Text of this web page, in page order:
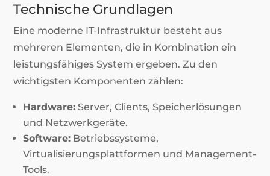
Technische Grundlagen
Eine moderne IT-Infrastruktur besteht aus
mehreren Elementen, die in Kombination ein
leistungsfähiges System ergeben. Zu den
wichtigsten Komponenten zählen:
Hardware: Server, Clients, Speicherlösungen
und Netzwerkgeräte.
Software: Betriebssysteme,
Virtualisierungsplattformen und Management-
Tools.